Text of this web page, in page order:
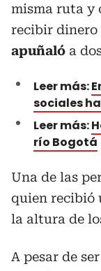
misma ruta y
recibir dinero
apuñaló a
Leer más:
sociales
Leer más:
río Bogotá
Una de las
quien recibió
la altura de
A pesar de